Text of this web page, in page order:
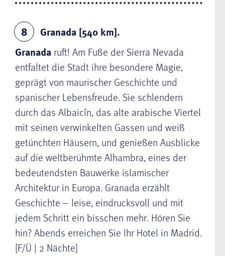
8
Granada [540 km].
Granada ruft! Am Fuße der Sierra Nevada
entfaltet die Stadt ihre besondere Magie,
geprägt von maurischer Geschichte und
spanischer Lebensfreude. Sie schlendern
durch das Albaicín, das alte arabische Viertel
mit seinen verwinkelten Gassen und weiß
getünchten Häusern, und genießen Ausblicke
auf die weltberühmte Alhambra, eines der
bedeutendsten Bauwerke islamischer
Architektur in Europa. Granada erzählt
Geschichte – leise, eindrucksvoll und mit
jedem Schritt ein bisschen mehr. Hören Sie
hin? Abends erreichen Sie Ihr Hotel in Madrid.
[F/Ü | 2 Nächte]